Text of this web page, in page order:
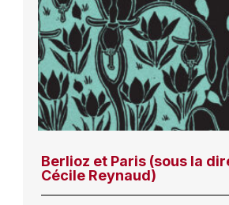
Berlioz et Paris (sous la
Cécile Reynaud)